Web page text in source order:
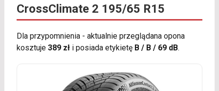
CrossClimate 2 195/65 R15
Dla przypomnienia - aktualnie przeglądana opona
kosztuje 389 złi posiada etykietę B / B / 69 dB.